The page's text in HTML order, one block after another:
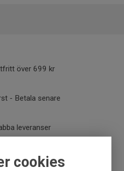
cookies
över 699 kr
- Betala senare
leveranser
öppet köp